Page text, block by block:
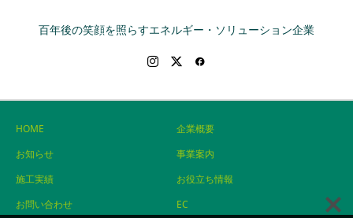
百年後の笑顔を照らすエネルギー・ソリューション企業
HOME
企業概要
お知らせ
事業案内
施工実績
お役立ち情報
お問い合わせ
EC